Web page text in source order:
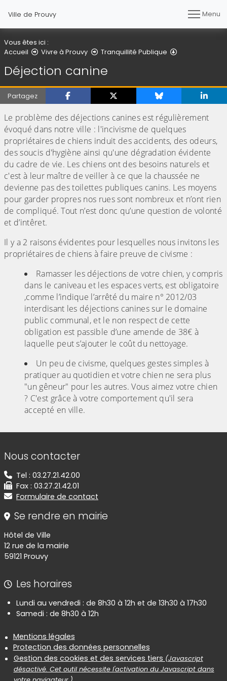
Ville de Prouvy Menu
Vous êtes ici :
Accueil
Vivre à Prouvy Tranquillité Publique
Déjection canine
Partagez
Le problème des déjections canines est régulièrement
évoqué dans notre ville : l'incivisme de quelques
propriétaires de chiens induit des accidents, des odeurs,
des soucis d'hygiène ainsi qu'une dégradation évidente
du cadre de vie. Les chiens ont des besoins naturels et
c'est à leur maître de veiller à ce que la chaussée ne
devienne pas des toilettes publiques canins. Les moyens
pour garder propres nos rues sont nombreux et n’ont rien
de compliqué. Tout n’est donc qu’une question de volonté
et d’intêret.
Il y a 2 raisons évidentes pour lesquelles nous invitons les
propriétaires de chiens à faire preuve de civisme :
Ramasser les déjections de votre chien, y compris
dans le caniveau et les espaces verts, est obligatoire
,comme l’indique l’arrêté du maire n° 2012/03
interdisant les déjections canines sur le domaine
public communal, et le non respect de cette
obligation est passible d’une amende de 38€ à
laquelle peut s’ajouter le coût du nettoyage.
Un peu de civisme, quelques gestes simples à
pratiquer au quotidien et votre chien ne sera plus
"un gêneur" pour les autres. Vous aimez votre chien
? C'est grâce à votre comportement qu'il sera
accepté en ville.
Informations de contact
Nous contacter
Tel : 03.27.21.42.00
Fax : 03.27.21.42.01
Formulaire de contact
Se rendre en mairie
Hôtel de Ville
12 rue de la mairie
59121 Prouvy
Les horaires
Lundi au vendredi : de 8h30 à 12h et de 13h30 à 17h30
Samedi : de 8h30 à 12h
Informations réglementaires
Mentions légales
Protection des données personnelles
Gestion des cookies et des services tiers (Javascript
désactivé. Cet outil nécessite l'activation du Javascript dans